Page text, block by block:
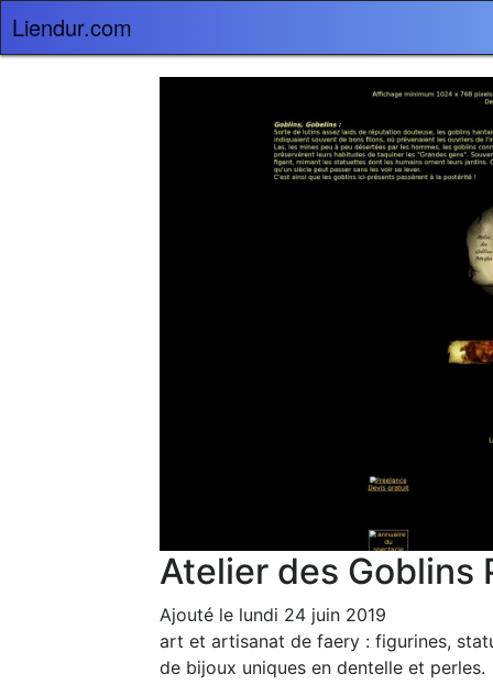
Liendur.com
Atelier des Goblins
Ajouté le lundi 24 juin 2019
art et artisanat de faery : figurines,
de bijoux uniques en dentelle et perles.